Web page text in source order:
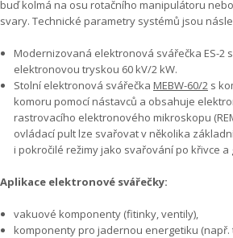
buď kolmá na osu rotačního manipulátoru
svary. Technické parametry systémů jsou
Modernizovaná elektronová svářečka ES-2
elektronovou tryskou 60 kV/2 kW.
Stolní elektronová svářečka MEBW-60/2 s
komoru pomocí nástavců a obsahuje
rastrovacího elektronového mikroskopu
ovládací pult lze svařovat v několika
i pokročilé režimy jako svařování po křivce
Aplikace elektronové svářečky:
vakuové komponenty (fitinky, ventily),
komponenty pro jadernou energetiku (např.